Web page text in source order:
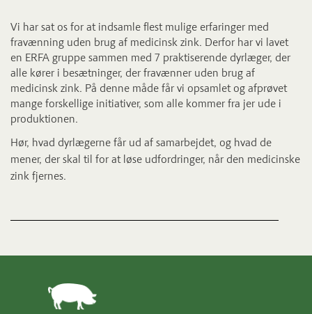
Vi har sat os for at indsamle flest mulige erfaringer med
fravænning uden brug af medicinsk zink. Derfor har vi lavet
en ERFA gruppe sammen med 7 praktiserende dyrlæger, der
alle kører i besætninger, der fravænner uden brug af
medicinsk zink. På denne måde får vi opsamlet og afprøvet
mange forskellige initiativer, som alle kommer fra jer ude i
produktionen.
Hør, hvad dyrlægerne får ud af samarbejdet, og hvad de
mener, der skal til for at løse udfordringer, når den medicinske
zink fjernes.